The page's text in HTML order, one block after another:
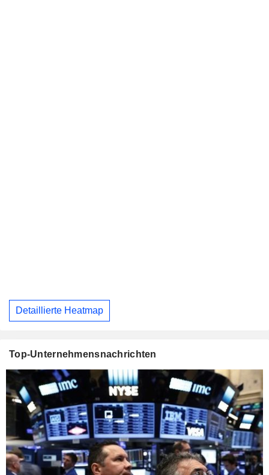
Detaillierte Heatmap
Top-Unternehmensnachrichten